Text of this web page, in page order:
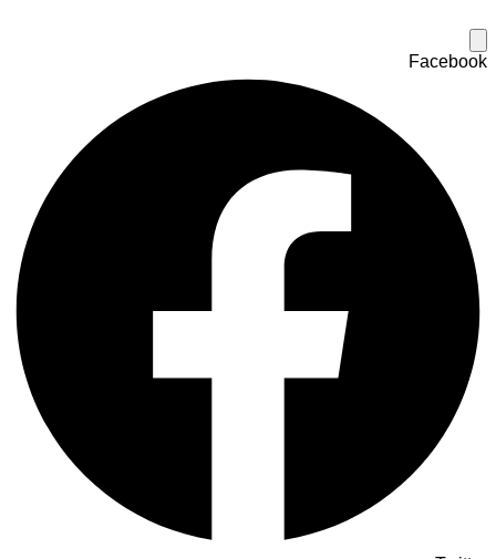
Facebook